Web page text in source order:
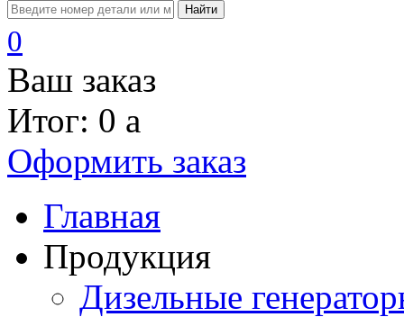
Найти
0
Ваш заказ
Итог: 0 a
Оформить заказ
Главная
Продукция
Дизельные